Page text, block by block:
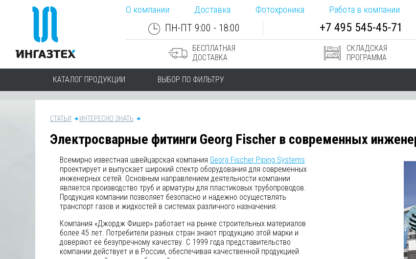
О компании Доставка Фотохроника Работа в компании
ПН-ПТ 9:00 - 18:00 +7 495 545-45-71
БЕСПЛАТНАЯ
ДОСТАВКА
СКЛАДСКАЯ
ПРОГРАММА
КАТАЛОГ ПРОДУКЦИИ ВЫБОР ПО ФИЛЬТРУ
СТАТЬИ ИНТЕРЕСНО ЗНАТЬ
Электросварные фитинги Georg Fischer в современных
Всемирно известная швейцарская компания Georg Fischer Piping Systems
проектирует и выпускает широкий спектр оборудования для современных
инженерных сетей. Основным направлением деятельности компании
является производство труб и арматуры для пластиковых трубопроводов.
Продукция компании позволяет безопасно и надежно осуществлять
транспорт газов и жидкостей в системах различного назначения.
Компания «Джордж Фишер» работает на рынке строительных материалов
более 45 лет. Потребители разных стран знают продукцию этой марки и
доверяют ее безупречному качеству. С 1999 года представительство
компании действует и в России, обеспечивая качественной продукцией